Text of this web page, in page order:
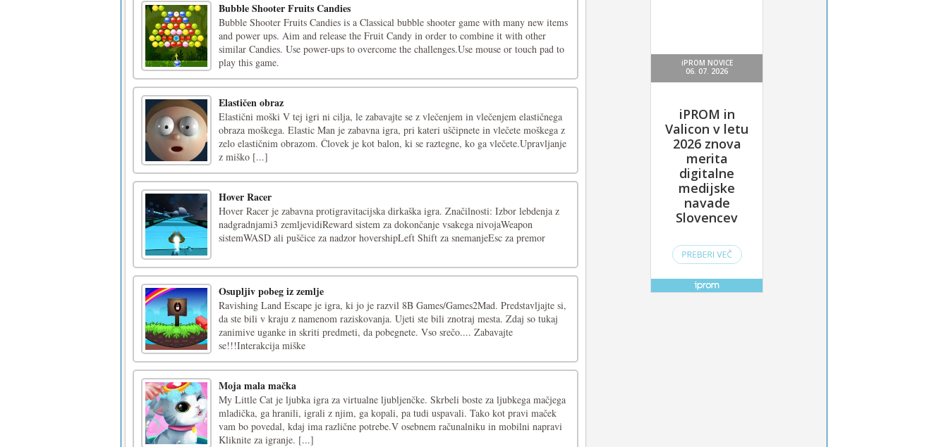
Bubble Shooter Fruits Candies
Bubble Shooter Fruits Candies is a Classical bubble shooter game with many new items
and power ups. Aim and release the Fruit Candy in order to combine it with other
similar Candies. Use power-ups to overcome the challenges.Use mouse or touch pad to
play this game.
Elastičen obraz
Elastični moški V tej igri ni cilja, le zabavajte se z vlečenjem in vlečenjem elastičnega
obraza moškega. Elastic Man je zabavna igra, pri kateri uščipnete in vlečete moškega z
zelo elastičnim obrazom. Človek je kot balon, ki se raztegne, ko ga vlečete.Upravljanje
z miško [...]
Hover Racer
Hover Racer je zabavna protigravitacijska dirkaška igra. Značilnosti: Izbor lebdenja z
nadgradnjami3 zemljevidiReward sistem za dokončanje vsakega nivojaWeapon
sistemWASD ali puščice za nadzor hovershipLeft Shift za snemanjeEsc za premor
Osupljiv pobeg iz zemlje
Ravishing Land Escape je igra, ki jo je razvil 8B Games/Games2Mad. Predstavljajte si,
da ste bili v kraju z namenom raziskovanja. Ujeti ste bili znotraj mesta. Zdaj so tukaj
zanimive uganke in skriti predmeti, da pobegnete. Vso srečo.... Zabavajte
se!!!Interakcija miške
Moja mala mačka
My Little Cat je ljubka igra za virtualne ljubljenčke. Skrbeli boste za ljubkega mačjega
mladička, ga hranili, igrali z njim, ga kopali, pa tudi uspavali. Tako kot pravi maček
vam bo povedal, kdaj ima različne potrebe.V osebnem računalniku in mobilni napravi
Kliknite za igranje. [...]